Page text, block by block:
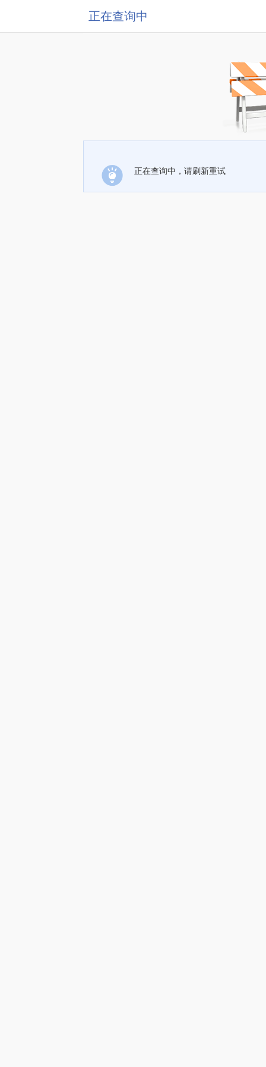
正在查询中
正在查询中，请刷新重试